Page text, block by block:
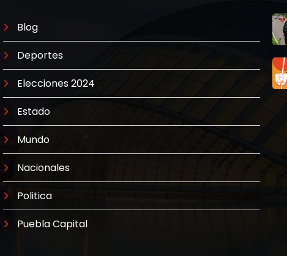
Blog
Deportes
Elecciones 2024
Estado
Mundo
Nacionales
Politica
Puebla Capital